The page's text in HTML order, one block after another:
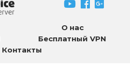
О нас
Бесплатный VPN
Контакты